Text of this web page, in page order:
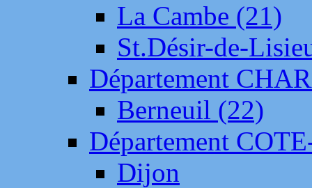
La Cambe (21)
St.Désir-de-
Département
Berneuil (22)
Département
Dijon